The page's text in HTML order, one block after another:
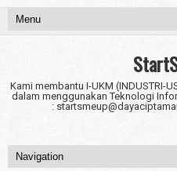
Kami membantu I-UKM (INDUSTRI-
dalam menggunakan Teknologi
: